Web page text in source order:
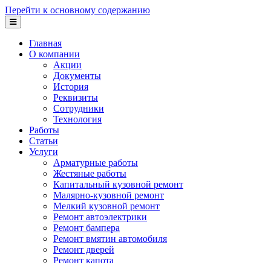
Перейти к основному содержанию
Главная
О компании
Акции
Документы
История
Реквизиты
Сотрудники
Технология
Работы
Статьи
Услуги
Арматурные работы
Жестяные работы
Капитальный кузовной ремонт
Малярно-кузовной ремонт
Мелкий кузовной ремонт
Ремонт автоэлектрики
Ремонт бампера
Ремонт вмятин автомобиля
Ремонт дверей
Ремонт капота